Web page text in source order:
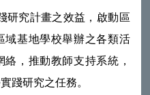
研究計畫之效益，啟動區
域基地學校舉辦之各類活
，推動教師支持系統，
踐研究之任務。